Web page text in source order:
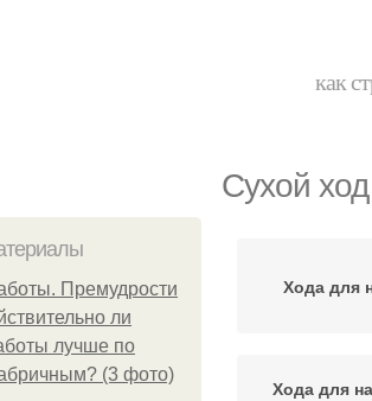
как
Сухой ход
Премудрости
ли
лучше по
(3 фото)
Хода для
Хода для